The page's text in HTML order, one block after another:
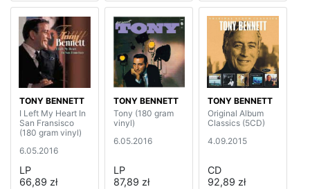
TONY BENNETT
I Left My Heart In
San Fransisco
(180 gram vinyl)
6.05.2016
LP
66,89 zł
TONY BENNETT
Tony (180 gram
vinyl)
6.05.2016
LP
87,89 zł
TONY BENNETT
Original Album
Classics (5CD)
4.09.2015
CD
92,89 zł